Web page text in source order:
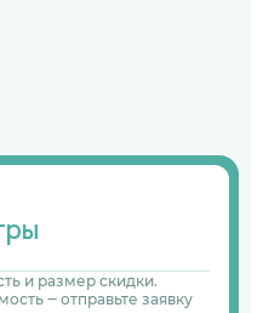
и размер скидки.
‒ отправьте заявку